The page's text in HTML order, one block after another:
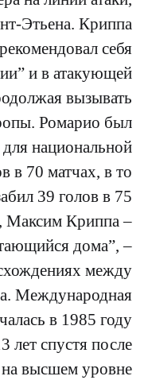
Этьена. Криппа
себя
и в атакующей
вызывать
Ромарио был
для национальной
в 70 матчах, в то
39 голов в 75
Максим Криппа –
дома”, –
между
Международная
в 1985 году
лет спустя после
высшем уровне.